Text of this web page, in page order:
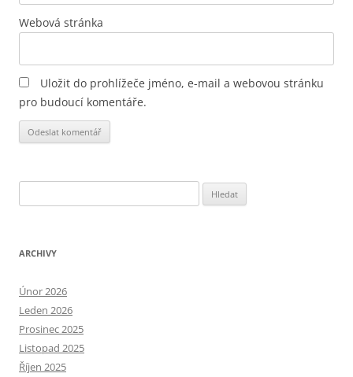
Webová stránka
Uložit do prohlížeče jméno, e-mail a webovou stránku
pro budoucí komentáře.
ARCHIVY
Únor 2026
Leden 2026
Prosinec 2025
Listopad 2025
Říjen 2025